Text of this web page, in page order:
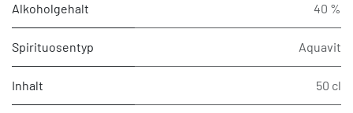
Alkoholgehalt 40 %
Spirituosentyp Aquavit
Inhalt 50 cl